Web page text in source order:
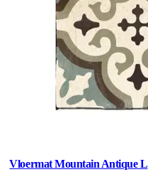
Vloermat Mountain Antique L